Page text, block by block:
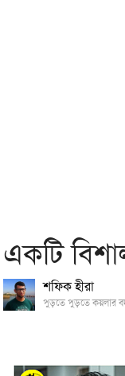
একটি
শফিক হীরা
পুড়তে পুড়তে কয়লার